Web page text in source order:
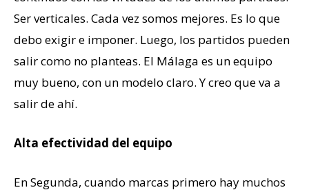
Ser verticales. Cada vez somos mejores. Es lo que
debo exigir e imponer. Luego, los partidos pueden
salir como no planteas. El Málaga es un equipo
muy bueno, con un modelo claro. Y creo que va a
salir de ahí.
Alta efectividad del equipo
En Segunda, cuando marcas primero hay muchos